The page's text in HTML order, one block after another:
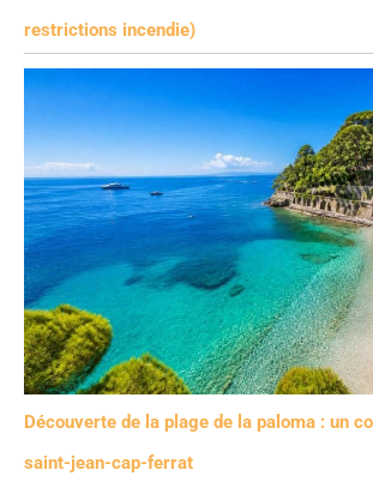
restrictions incendie)
Découverte de la plage de la paloma : un
saint-jean-cap-ferrat